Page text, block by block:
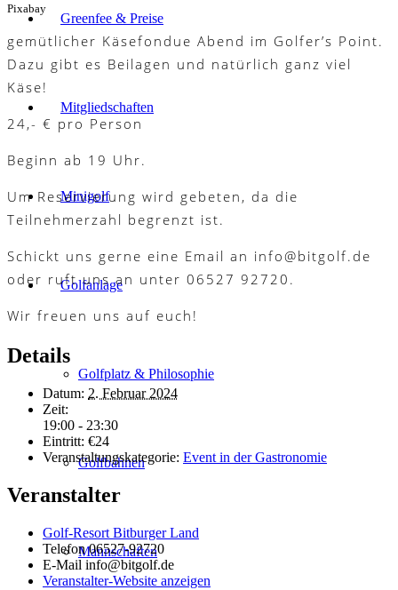
Greenfee & Preise
Mitgliedschaften
Minigolf
Golfanlage
Golfplatz & Philosophie
Golfbahnen
Mannschaften
Pixabay
gemütlicher Käsefondue Abend im Golfer’s Point.
Dazu gibt es Beilagen und natürlich ganz viel
Käse!
24,- € pro Person
Beginn ab 19 Uhr.
Um Reservierung wird gebeten, da die
Teilnehmerzahl begrenzt ist.
Schickt uns gerne eine Email an info@bitgolf.de
oder ruft uns an unter 06527 92720.
Wir freuen uns auf euch!
Details
Datum: 2. Februar 2024
Zeit:
19:00 - 23:30
Eintritt: €24
Veranstaltungskategorie: Event in der Gastronomie
Veranstalter
Golf-Resort Bitburger Land
Telefon06527-92720
E-Mail info@bitgolf.de
Veranstalter-Website anzeigen